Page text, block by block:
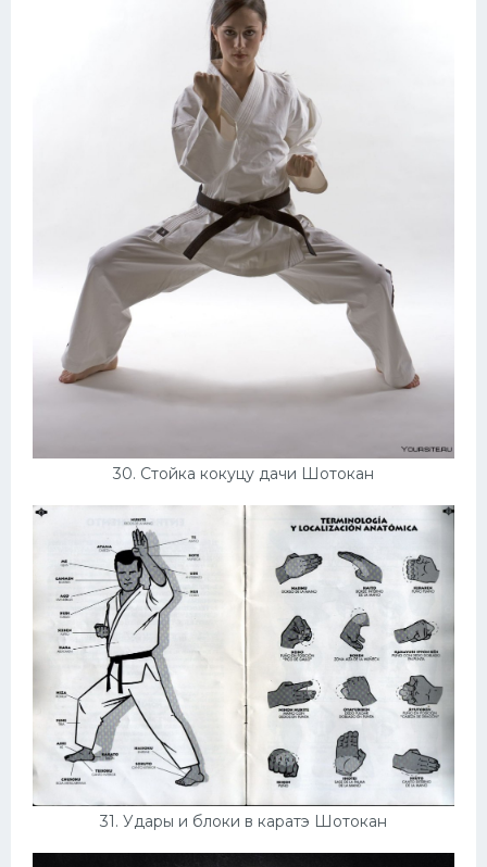
30. Стойка кокуцу дачи Шотокан
31. Удары и блоки в каратэ Шотокан